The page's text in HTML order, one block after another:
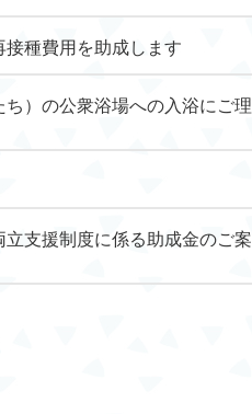
種費用を助成します
）の公衆浴場への入浴にご理
支援制度に係る助成金のご案